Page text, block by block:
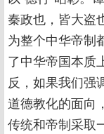
秦政也，皆大盗
为整个中华帝制
了中华帝国本质
反，如果我们强
道德教化的面向
传统和帝制采取